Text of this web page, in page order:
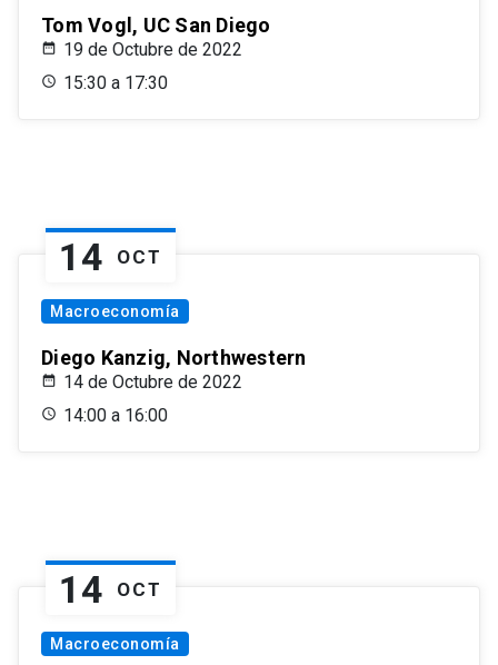
Tom Vogl, UC San Diego
19 de Octubre de 2022
15:30 a 17:30
14 OCT
Macroeconomía
Diego Kanzig, Northwestern
14 de Octubre de 2022
14:00 a 16:00
14 OCT
Macroeconomía